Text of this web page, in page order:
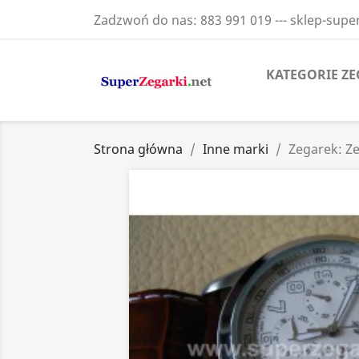
Zadzwoń do nas: 883 991 019 --- sklep-
KATEGORIE
Strona główna Inne marki Zegarek: